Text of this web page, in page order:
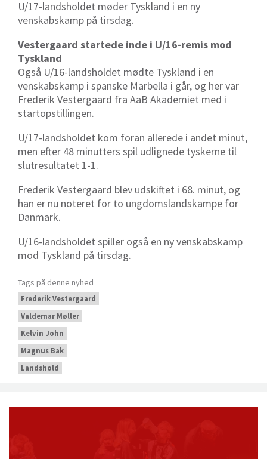
U/17-landsholdet møder Tyskland i en ny
venskabskamp på tirsdag.
Vestergaard startede inde i U/16-remis mod
Tyskland
Også U/16-landsholdet mødte Tyskland i en
venskabskamp i spanske Marbella i går, og her var
Frederik Vestergaard fra AaB Akademiet med i
startopstillingen.
U/17-landsholdet kom foran allerede i andet minut,
men efter 48 minutters spil udlignede tyskerne til
slutresultatet 1-1.
Frederik Vestergaard blev udskiftet i 68. minut, og
han er nu noteret for to ungdomslandskampe for
Danmark.
U/16-landsholdet spiller også en ny venskabskamp
mod Tyskland på tirsdag.
Tags på denne nyhed
Frederik Vestergaard
Valdemar Møller
Kelvin John
Magnus Bak
Landshold